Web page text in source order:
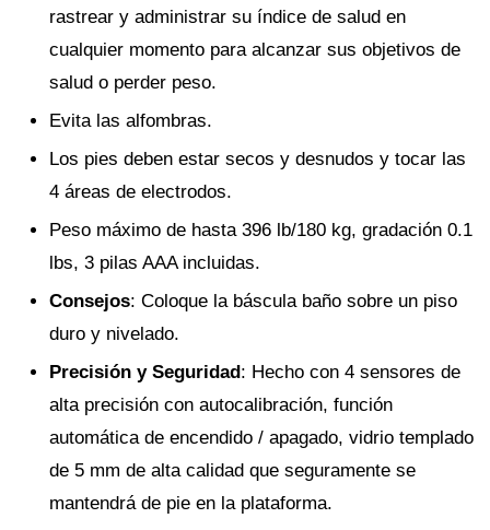
rastrear y administrar su índice de salud en
cualquier momento para alcanzar sus objetivos de
salud o perder peso.
Evita las alfombras.
Los pies deben estar secos y desnudos y tocar las
4 áreas de electrodos.
Peso máximo de hasta 396 lb/180 kg, gradación 0.1
lbs, 3 pilas AAA incluidas.
Consejos: Coloque la báscula baño sobre un piso
duro y nivelado.
Precisión y Seguridad: Hecho con 4 sensores de
alta precisión con autocalibración, función
automática de encendido / apagado, vidrio templado
de 5 mm de alta calidad que seguramente se
mantendrá de pie en la plataforma.